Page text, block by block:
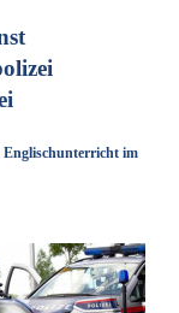
Englischunterricht im